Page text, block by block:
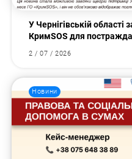
У Чернігівській області
КримSOS для
2 / 07 / 2026
Новини